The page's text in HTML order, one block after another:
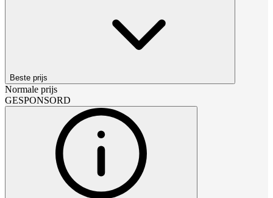
Beste prijs
Normale prijs
GESPONSORD